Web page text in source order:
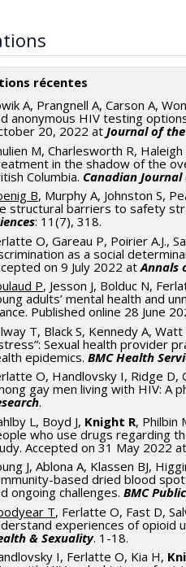
PV138772-Subvention
récentes
A, Prangnell A, Carson A,
anonymous HIV testing
20, 2022 atJournal of
M, Charlesworth R,
in the shadow of the
Columbia. Canadian
B, Murphy A, Johnston S,
structural barriers to safety
: 11(7), 318.
O, Gareau P, Poirier A.J.,
as a social
on 9 July 2022 atAnnals
P, Jesson J, Bolduc N,
adults’ mental health and
Published online 28 June
T, Black S, Kennedy A,
Sexual health provider
epidemics. BMC Health
O, Handlovsky I, Ridge D,
gay men living with HIV: A
.
L, Boyd J, Knight R, Philbin
who use drugs regarding
Accepted on 31 May 2022
J, Ablona A, Klassen BJ,
based dried blood
ongoing challenges. BMC
T, Ferlatte O, Fast D,
experiences of opioid
& Sexuality. 1-18.
I, Ferlatte O, Kia H,